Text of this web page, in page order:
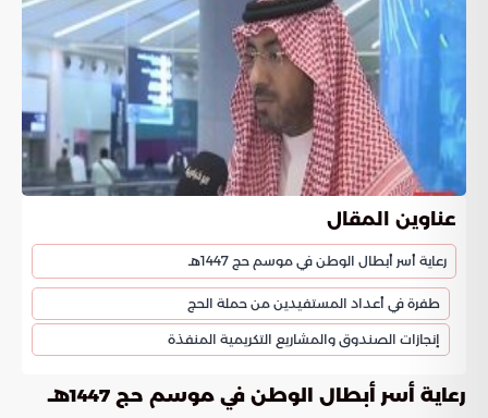
عناوين المقال
رعاية أسر أبطال الوطن في موسم حج 1447هـ
طفرة في أعداد المستفيدين من حملة الحج
إنجازات الصندوق والمشاريع التكريمية المنفذة
رعاية أسر أبطال الوطن في موسم حج 1447هـ